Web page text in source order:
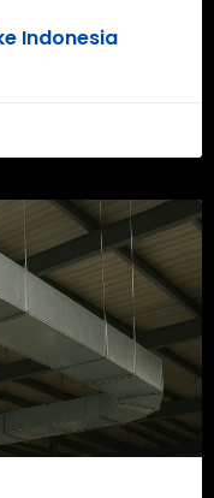
Indonesia